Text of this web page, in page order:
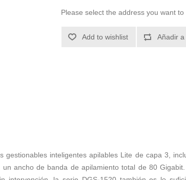
Please select the address you want to
Add to wishlist Añadir
gestionables inteligentes apilables Lite de capa 3,
ancho de banda de apilamiento total de 80